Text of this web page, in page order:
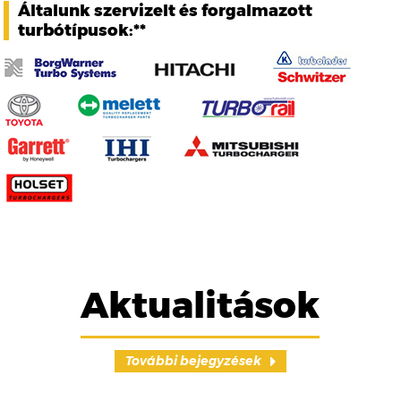
Általunk szervizelt és forgalmazott
turbótípusok:**
Aktualitások
További bejegyzések